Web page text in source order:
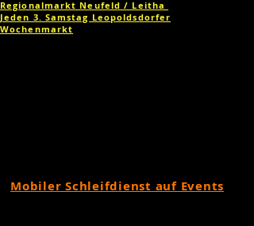
Regionalmarkt Neufeld / Leitha
Jeden 3. Samstag Leopoldsdorfer
Wochenmarkt
Mobiler Schleifdienst auf Events